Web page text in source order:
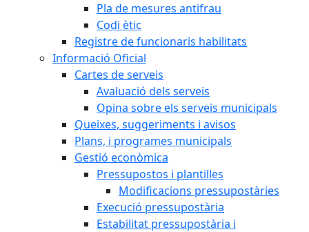
Pla de mesures antifrau
Codi ètic
Registre de funcionaris habilitats
Informació Oficial
Cartes de serveis
Avaluació dels serveis
Opina sobre els serveis municipals
Queixes, suggeriments i avisos
Plans, i programes municipals
Gestió econòmica
Pressupostos i plantilles
Modificacions pressupostàries
Execució pressupostària
Estabilitat pressupostària i